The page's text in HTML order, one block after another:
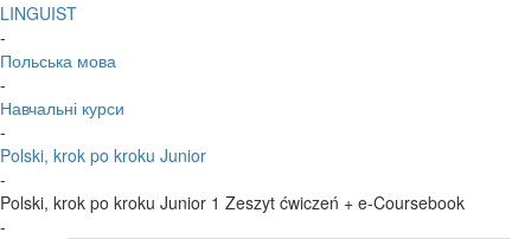
LINGUIST
-
Польська мова
-
Навчальні курси
-
Polski, krok po kroku Junior
-
Polski, krok po kroku Junior 1 Zeszyt ćwiczeń + e-Coursebook
-